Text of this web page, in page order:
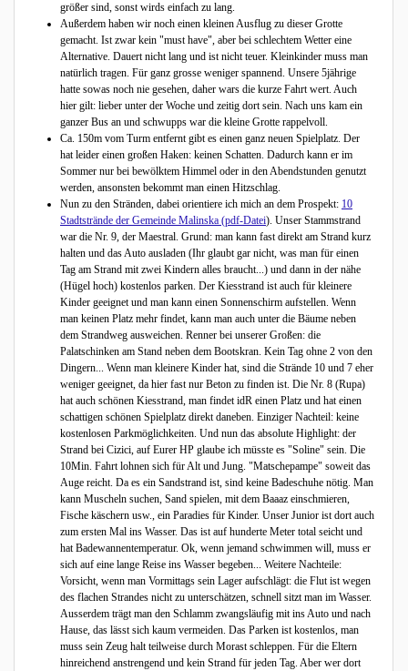
größer sind, sonst wirds einfach zu lang.
Außerdem haben wir noch einen kleinen Ausflug zu dieser Grotte
gemacht. Ist zwar kein "must have", aber bei schlechtem Wetter eine
Alternative. Dauert nicht lang und ist nicht teuer. Kleinkinder muss man
natürlich tragen. Für ganz grosse weniger spannend. Unsere 5jährige
hatte sowas noch nie gesehen, daher wars die kurze Fahrt wert. Auch
hier gilt: lieber unter der Woche und zeitig dort sein. Nach uns kam ein
ganzer Bus an und schwupps war die kleine Grotte rappelvoll.
Ca. 150m vom Turm entfernt gibt es einen ganz neuen Spielplatz. Der
hat leider einen großen Haken: keinen Schatten. Dadurch kann er im
Sommer nur bei bewölktem Himmel oder in den Abendstunden genutzt
werden, ansonsten bekommt man einen Hitzschlag.
Nun zu den Stränden, dabei orientiere ich mich an dem Prospekt: 10
Stadtstrände der Gemeinde Malinska (pdf-Datei). Unser Stammstrand
war die Nr. 9, der Maestral. Grund: man kann fast direkt am Strand kurz
halten und das Auto ausladen (Ihr glaubt gar nicht, was man für einen
Tag am Strand mit zwei Kindern alles braucht...) und dann in der nähe
(Hügel hoch) kostenlos parken. Der Kiesstrand ist auch für kleinere
Kinder geeignet und man kann einen Sonnenschirm aufstellen. Wenn
man keinen Platz mehr findet, kann man auch unter die Bäume neben
dem Strandweg ausweichen. Renner bei unserer Großen: die
Palatschinken am Stand neben dem Bootskran. Kein Tag ohne 2 von den
Dingern... Wenn man kleinere Kinder hat, sind die Strände 10 und 7 eher
weniger geeignet, da hier fast nur Beton zu finden ist. Die Nr. 8 (Rupa)
hat auch schönen Kiesstrand, man findet idR einen Platz und hat einen
schattigen schönen Spielplatz direkt daneben. Einziger Nachteil: keine
kostenlosen Parkmöglichkeiten. Und nun das absolute Highlight: der
Strand bei Cizici, auf Eurer HP glaube ich müsste es "Soline" sein. Die
10Min. Fahrt lohnen sich für Alt und Jung. "Matschepampe" soweit das
Auge reicht. Da es ein Sandstrand ist, sind keine Badeschuhe nötig. Man
kann Muscheln suchen, Sand spielen, mit dem Baaaz einschmieren,
Fische käschern usw., ein Paradies für Kinder. Unser Junior ist dort auch
zum ersten Mal ins Wasser. Das ist auf hunderte Meter total seicht und
hat Badewannentemperatur. Ok, wenn jemand schwimmen will, muss er
sich auf eine lange Reise ins Wasser begeben... Weitere Nachteile:
Vorsicht, wenn man Vormittags sein Lager aufschlägt: die Flut ist wegen
des flachen Strandes nicht zu unterschätzen, schnell sitzt man im Wasser.
Ausserdem trägt man den Schlamm zwangsläufig mit ins Auto und nach
Hause, das lässt sich kaum vermeiden. Das Parken ist kostenlos, man
muss sein Zeug halt teilweise durch Morast schleppen. Für die Eltern
hinreichend anstrengend und kein Strand für jeden Tag. Aber wer dort